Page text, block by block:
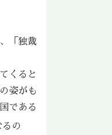
「独裁
くると
姿がも
である
るの